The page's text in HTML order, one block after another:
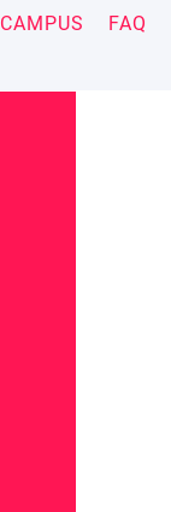
CAMPUS FAQ